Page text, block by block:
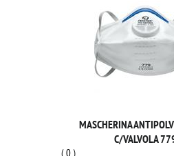
MASCHERINA
C/VALVOLA
(0)